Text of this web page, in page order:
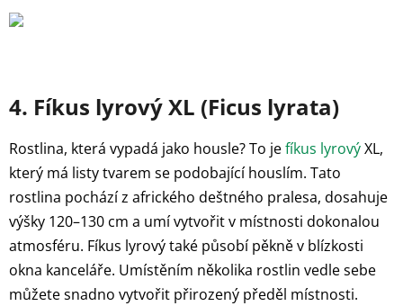
4. Fíkus lyrový XL (Ficus lyrata)
Rostlina, která vypadá jako housle? To jefíkus lyrovýXL,
který má listy tvarem se podobající houslím. Tato
rostlina pochází z afrického deštného pralesa, dosahuje
výšky 120–130 cm a umí vytvořit v místnosti dokonalou
atmosféru. Fíkus lyrový také působí pěkně v blízkosti
okna kanceláře. Umístěním několika rostlin vedle sebe
můžete snadno vytvořit přirozený předěl místnosti.